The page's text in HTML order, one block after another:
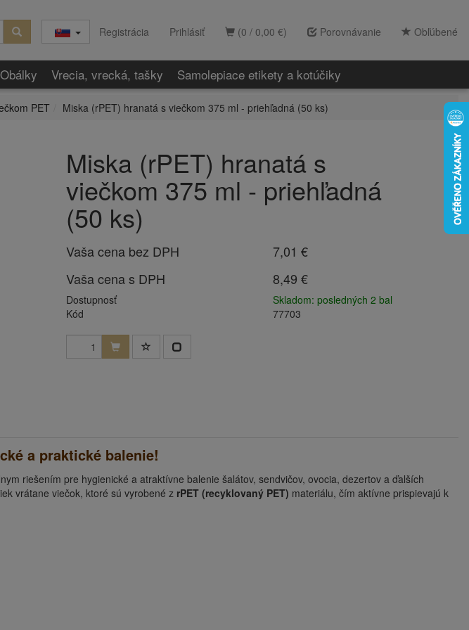
(0 / 0,00 €) Porovnávanie Obľúbené
Registrácia Prihlásiť
Obálky Vrecia, vrecká, tašky Samolepiace etikety a kotúčiky
PET Miska (rPET) hranatá s viečkom 375 ml - priehľadná (50 ks)
Miska (rPET) hranatá s
viečkom 375 ml - priehľadná
(50 ks)
Vaša cena bez DPH
7,01 €
Vaša cena s DPH
8,49 €
Dostupnosť
Skladom: posledných 2 bal
Kód
77703
a praktické balenie!
riešením pre hygienické a atraktívne balenie šalátov, sendvičov, ovocia, dezertov a ďalších
vrátane viečok, ktoré sú vyrobené z rPET (recyklovaný PET) materiálu, čím aktívne prispievajú k